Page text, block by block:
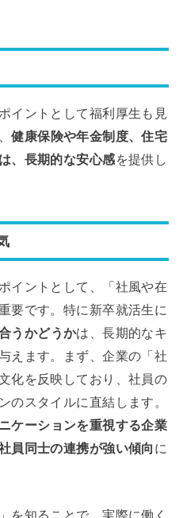
イントとして福利厚生も見
健康保険や年金制度、住宅
、長期的な安心感を提供し
イントとして、「社風や在
要です。特に新卒就活生に
うかどうかは、長期的なキ
えます。まず、企業の「社
化を反映しており、社員の
のスタイルに直結します。
ケーションを重視する企業
員同士の連携が強い傾向 に
を知ることで、実際に働く